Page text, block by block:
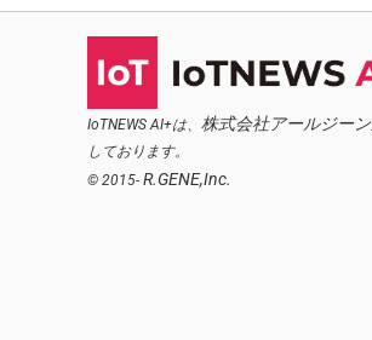
IoTNEWS AI+は、 株式会社アールジーン
しております。
© 2015- R.GENE,Inc.